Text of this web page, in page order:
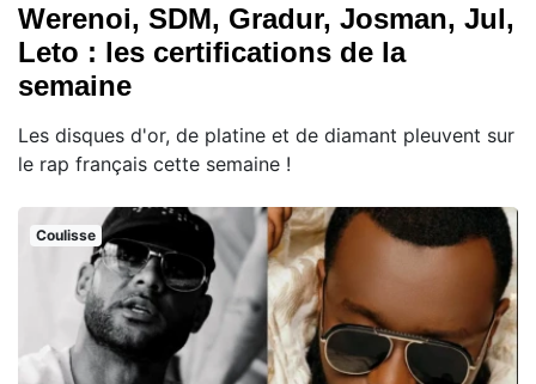
Werenoi, SDM, Gradur, Josman, Jul,
Leto : les certifications de la
semaine
Les disques d'or, de platine et de diamant pleuvent sur
le rap français cette semaine !
Coulisse